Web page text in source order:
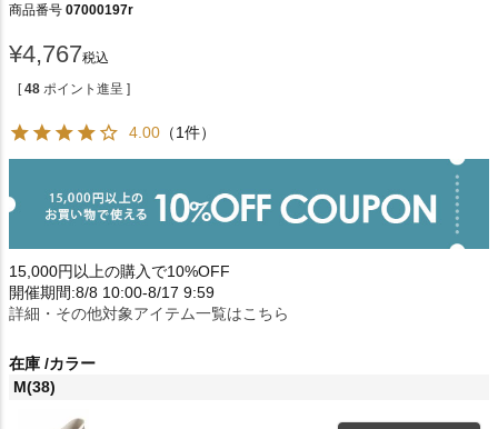
商品番号 07000197r
¥4,767税込
[ 48 ポイント進呈 ]
4.00 （1件）
15,000円以上の購入で10%OFF
開催期間:8/8 10:00-8/17 9:59
詳細・その他対象アイテム一覧はこちら
在庫 カラー
M(38)